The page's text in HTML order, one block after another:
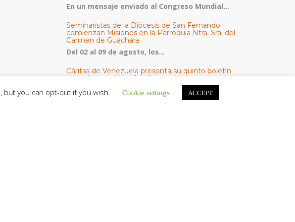
En un mensaje enviado al Congreso Mundial...
Seminaristas de la Diócesis de San Fernando
comienzan Misiones en la Parroquia Ntra. Sra. del
Carmen de Guachara
Del 02 al 09 de agosto, los...
Cáritas de Venezuela presenta su quinto boletín
sobre la atención a familias tras los terremotos
Cáritas de Venezuela publicó este martes 4...
but you can opt-out if you wish. Cookie settings ACCEPT